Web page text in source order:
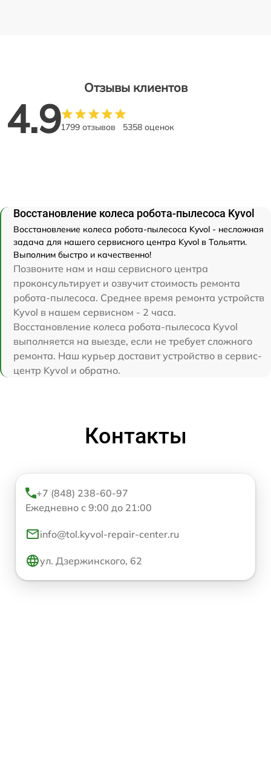
Отзывы клиентов
4.91799 отзывов 5358 оценок
Восстановление колеса робота-пылесоса Kyvol
Восстановление колеса робота-пылесоса Kyvol - несложная
задача для нашего сервисного центра Kyvol в Тольятти.
Выполним быстро и качественно!
Позвоните нам и наш сервисного центра
проконсультирует и озвучит стоимость ремонта
робота-пылесоса. Среднее время ремонта устройств
Kyvol в нашем сервисном - 2 часа.
Восстановление колеса робота-пылесоса Kyvol
выполняется на выезде, если не требует сложного
ремонта. Наш курьер доставит устройство в сервис-
центр Kyvol и обратно.
Контакты
+7 (848) 238-60-97
Ежедневно с 9:00 до 21:00
info@tol.kyvol-repair-center.ru
ул. Дзержинского, 62